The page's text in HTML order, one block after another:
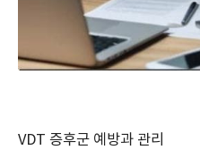
VDT 증후군 예방과 관리